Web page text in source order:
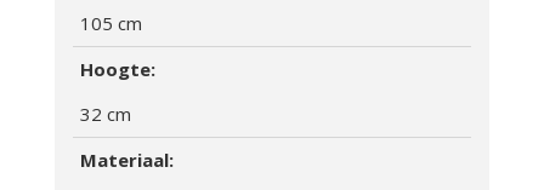
105 cm
Hoogte:
32 cm
Materiaal: